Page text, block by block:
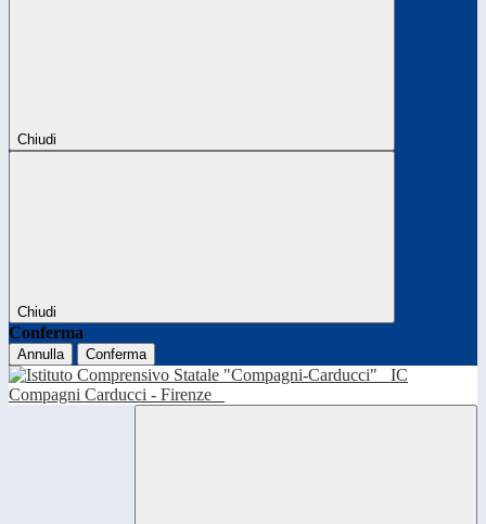
Chiudi
Chiudi
Conferma
Annulla Conferma
IC
Compagni Carducci - Firenze